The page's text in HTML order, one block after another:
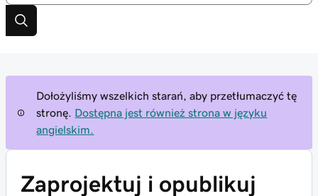
Dołożyliśmy wszelkich starań, aby przetłumaczyć tę
stronę.
Dostępna jest również strona w języku
angielskim.
Zaprojektuj i opublikuj